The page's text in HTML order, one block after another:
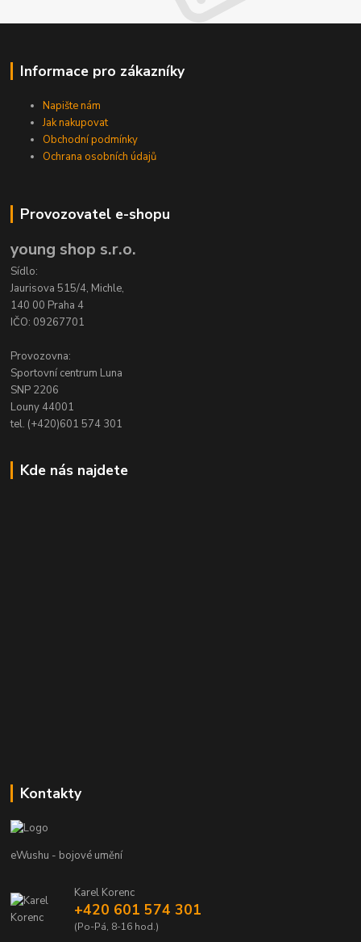
Informace pro zákazníky
Napište nám
Jak nakupovat
Obchodní podmínky
Ochrana osobních údajů
Provozovatel e-shopu
young shop s.r.o.
Sídlo:
Jaurisova 515/4, Michle,
140 00 Praha 4
IČO: 09267701
Provozovna:
Sportovní centrum Luna
SNP 2206
Louny 44001
tel. (+420)601 574 301
Kde nás najdete
Kontakty
eWushu - bojové umění
Karel Korenc
+420 601 574 301
(Po-Pá, 8-16 hod.)